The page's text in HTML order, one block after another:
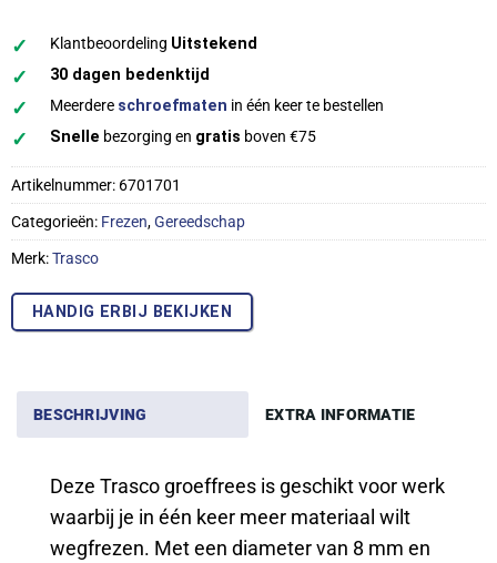
✓ Klantbeoordeling Uitstekend
✓ 30 dagen bedenktijd
✓ Meerdere schroefmaten in één keer te bestellen
✓ Snelle bezorging en gratis boven €75
Artikelnummer: 6701701
Categorieën: Frezen,Gereedschap
Merk:Trasco
HANDIG ERBIJ BEKIJKEN
BESCHRIJVING EXTRA INFORMATIE
Deze Trasco groeffrees is geschikt voor werk
waarbij je in één keer meer materiaal wilt
wegfrezen. Met een diameter van 8 mm en